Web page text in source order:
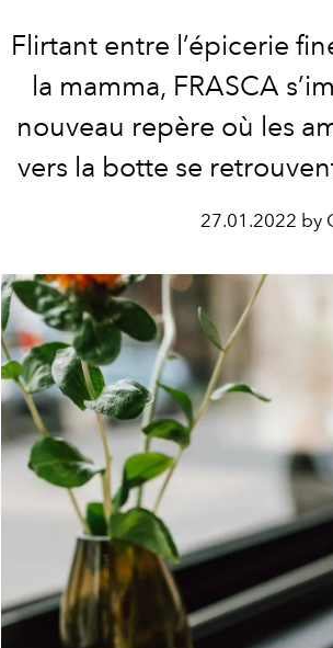
Flirtant entre l’épicerie
la mamma, FRASCA
nouveau repère où les
vers la botte se
27.01.2022 by